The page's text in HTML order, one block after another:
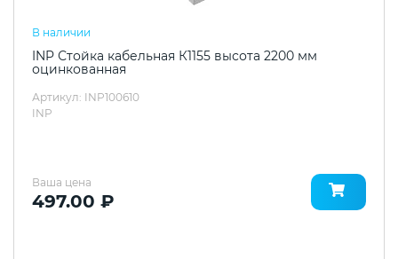
В наличии
INP Стойка кабельная К1155 высота 2200 мм
оцинкованная
Артикул: INP100610
INP
Ваша цена
497.00 ₽